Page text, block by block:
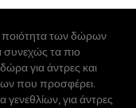
ποιότητα των δώρων
τα πιο
για άντρες και
που προσφέρει.
για άντρες